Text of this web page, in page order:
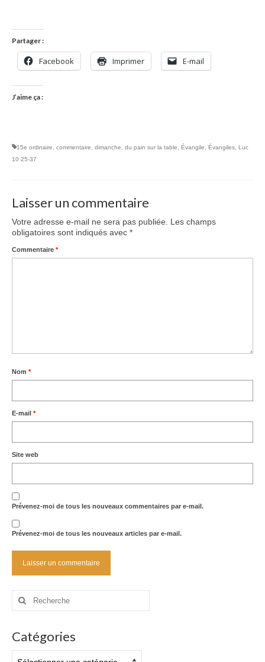
Partager :
Facebook Imprimer E-mail
J’aime ça :
15e ordinaire commentaire dimanche du pain sur la table Évangile Évangiles Luc
10 25-37
Laisser un commentaire
Votre adresse e-mail ne sera pas publiée.
Les champs
obligatoires sont indiqués avec *
Commentaire *
Nom *
E-mail *
Site web
Prévenez-moi de tous les nouveaux commentaires par e-mail.
Prévenez-moi de tous les nouveaux articles par e-mail.
Rechercher
Catégories